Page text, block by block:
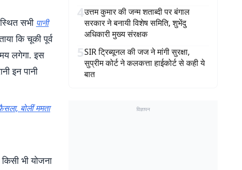
सभी पानी
कि चूकी पूर्व
लगेगा. इस
इन पानी
बोलीं ममता
भी योजना
4उत्तम कुमार की जन्म शताब्दी पर बंगाल
सरकार ने बनायी विशेष समिति, शुभेंदु
अधिकारी मुख्य संरक्षक
5SIR ट्रिब्यूनल की जज ने मांगी सुरक्षा,
सुप्रीम कोर्ट ने कलकत्ता हाईकोर्ट से कही ये
बात
विज्ञापन